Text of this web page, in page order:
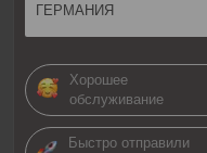
ГЕРМАНИЯ
Хорошее
обслуживание
Быстро отправили